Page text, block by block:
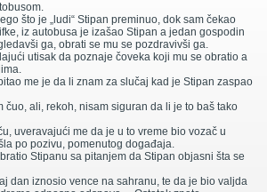
što je „ludi“ Stipan preminuo, dok sam čekao
iz autobusa je izašao Stipan a jedan gospodin
ga, obrati se mu se pozdravivši ga.
utisak da poznaje čoveka koji mu se obratio a
me je da li znam za slučaj kad je Stipan zaspao
čuo, ali, rekoh, nisam siguran da li je to baš tako
uveravajući me da je u to vreme bio vozač u
po pozivu, pomenutog događaja.
Stipanu sa pitanjem da Stipan objasni šta se
dan iznosio vence na sahranu, te da je bio valjda